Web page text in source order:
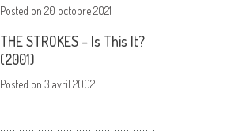
Posted on20 octobre 2021
THE STROKES – Is This It?
(2001)
Posted on3 avril 2002